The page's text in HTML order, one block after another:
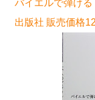
バイエルで弾け
出版社 販売価格